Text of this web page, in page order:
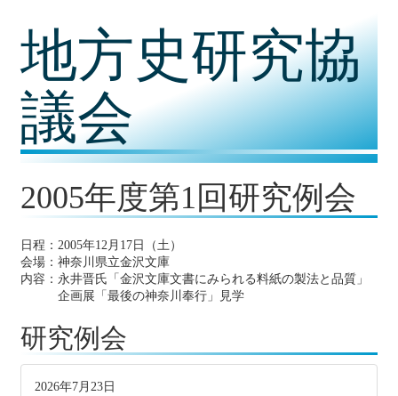
地方史研究協
議会
2005年度第1回研究例会
日程：2005年12月17日（土）
会場：神奈川県立金沢文庫
内容：永井晋氏「金沢文庫文書にみられる料紙の製法と品質」
企画展「最後の神奈川奉行」見学
研究例会
2026年7月23日